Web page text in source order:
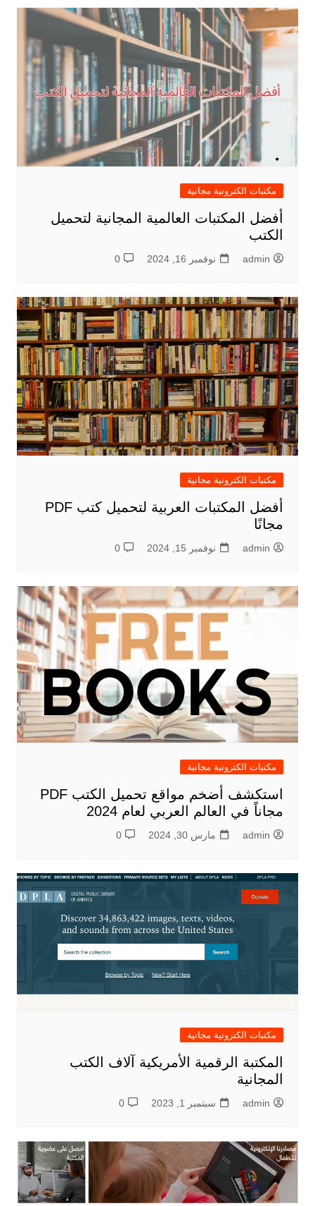
مكتبات الكترونية مجانية
أفضل المكتبات العالمية المجانية لتحميل
الكتب
admin نوفمبر 16, 2024 0
مكتبات الكترونية مجانية
أفضل المكتبات العربية لتحميل كتب PDF
مجانًا
admin نوفمبر 15, 2024 0
مكتبات الكترونية مجانية
استكشف أضخم مواقع تحميل الكتب PDF
مجاناً في العالم العربي لعام 2024
admin مارس 30, 2024 0
مكتبات الكترونية مجانية
المكتبة الرقمية الأمريكية آلاف الكتب
المجانية
admin سبتمبر 1, 2023 0